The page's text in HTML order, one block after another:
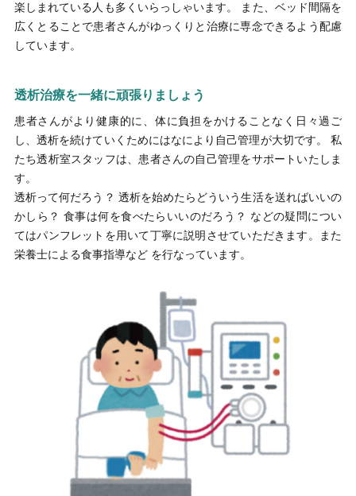
楽しまれている人も多くいらっしゃいます。 また、ベッド間隔を
広くとることで患者さんがゆっくりと治療に専念できるよう配慮
しています。
透析治療を一緒に頑張りましょう
患者さんがより健康的に、体に負担をかけることなく日々過ご
し、透析を続けていくためにはなにより自己管理が大切です。 私
たち透析室スタッフは、患者さんの自己管理をサポートいたしま
す。
透析って何だろう？ 透析を始めたらどういう生活を送ればいいの
かしら？ 食事は何を食べたらいいのだろう？ などの疑問につい
てはパンフレットを用いて丁寧に説明させていただきます。また
栄養士による食事指導など を行なっています。